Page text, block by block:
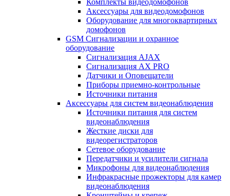
Комплекты видеодомофонов
Аксессуары для видеодомофонов
Оборудование для многоквартирных
домофонов
GSM Сигнализации и охранное
оборудование
Сигнализация AJAX
Сигнализация AX PRO
Датчики и Оповещатели
Приборы приемно-контрольные
Источники питания
Аксессуары для систем видеонаблюдения
Источники питания для систем
видеонаблюдения
Жесткие диски для
видеорегистраторов
Сетевое оборудование
Передатчики и усилители сигнала
Микрофоны для видеонаблюдения
Инфракрасные прожекторы для камер
видеонаблюдения